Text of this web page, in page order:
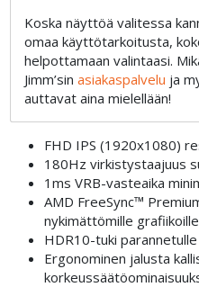
Koska näyttöä valitessa
omaa käyttötarkoitusta,
helpottamaan valintaasi.
Jimm’sinasiakaspalvelu ja
auttavat aina mielellään!
FHD IPS (1920x1080)
180Hz virkistystaajuus
1ms VRB-vasteaika
AMD FreeSync™
nykimättömille grafiikoille
HDR10-tuki
Ergonominen jalusta